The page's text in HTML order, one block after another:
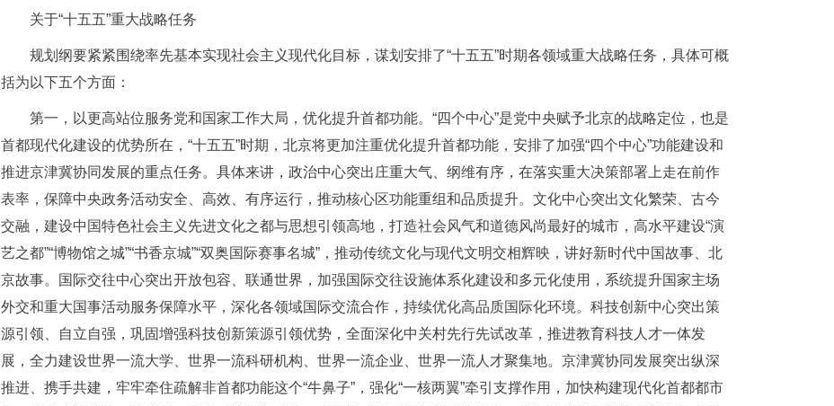
关于“十五五”重大战略任务
规划纲要紧紧围绕率先基本实现社会主义现代化目标，谋划安排了“十五五”时期各领域重大战略任务，具体可概
括为以下五个方面：
第一，以更高站位服务党和国家工作大局，优化提升首都功能。“四个中心”是党中央赋予北京的战略定位，也是
首都现代化建设的优势所在，“十五五”时期，北京将更加注重优化提升首都功能，安排了加强“四个中心”功能建设和
推进京津冀协同发展的重点任务。具体来讲，政治中心突出庄重大气、纲维有序，在落实重大决策部署上走在前作
表率，保障中央政务活动安全、高效、有序运行，推动核心区功能重组和品质提升。文化中心突出文化繁荣、古今
交融，建设中国特色社会主义先进文化之都与思想引领高地，打造社会风气和道德风尚最好的城市，高水平建设“演
艺之都”“博物馆之城”“书香京城”“双奥国际赛事名城”，推动传统文化与现代文明交相辉映，讲好新时代中国故事、北
京故事。国际交往中心突出开放包容、联通世界，加强国际交往设施体系化建设和多元化使用，系统提升国家主场
外交和重大国事活动服务保障水平，深化各领域国际交流合作，持续优化高品质国际化环境。科技创新中心突出策
源引领、自立自强，巩固增强科技创新策源引领优势，全面深化中关村先行先试改革，推进教育科技人才一体发
展，全力建设世界一流大学、世界一流科研机构、世界一流企业、世界一流人才聚集地。京津冀协同发展突出纵深
推进、携手共建，牢牢牵住疏解非首都功能这个“牛鼻子”，强化“一核两翼”牵引支撑作用，加快构建现代化首都都市